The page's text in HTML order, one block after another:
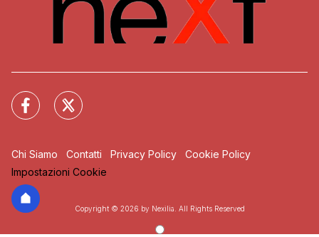
Chi Siamo Contatti Privacy Policy
Cookie Policy
Impostazioni Cookie
Copyright © 2026 by Nexilia. All Rights Reserved